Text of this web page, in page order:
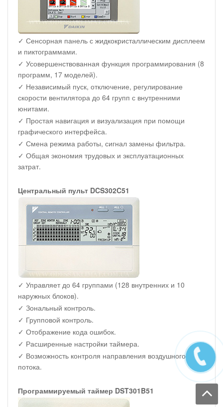
✓ Сенсорная панель с жидкокристаллическим дисплеем
и пиктограммами.
✓ Усовершенствованная функция программирования (8
программ, 17 моделей).
✓ Независимый пуск, отключение, регулирование
скорости вентилятора до 64 групп с внутренними
юнитами.
✓ Простая навигация и визуализация при помощи
графического интерфейса.
✓ Смена режима работы, сигнал замены фильтра.
✓ Общая экономия трудовых и эксплуатационных
затрат.
Центральный пульт DCS302C51
✓ Управляет до 64 группами (128 внутренних и 10
наружных блоков).
✓ Зональный контроль.
✓ Групповой контроль.
✓ Отображение кода ошибок.
✓ Расширенные настройки таймера.
✓ Возможность контроля направления воздушного
потока.
Программируемый таймер DST301B51